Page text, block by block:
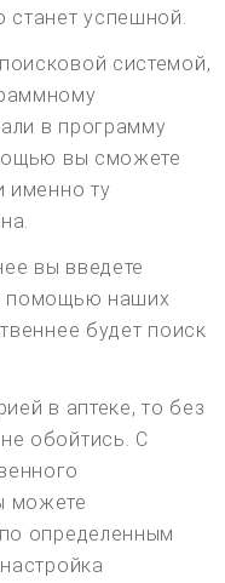
станет успешной.
системой,
в программу
вы сможете
именно ту
вы введете
помощью наших
будет поиск
в аптеке, то без
обойтись. С
можете
определенным